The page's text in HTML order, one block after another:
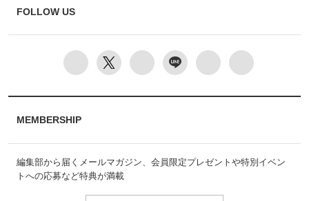
FOLLOW US
MEMBERSHIP
編集部から届くメールマガジン、会員限定プレゼントや特別イベン
トへの応募など特典が満載